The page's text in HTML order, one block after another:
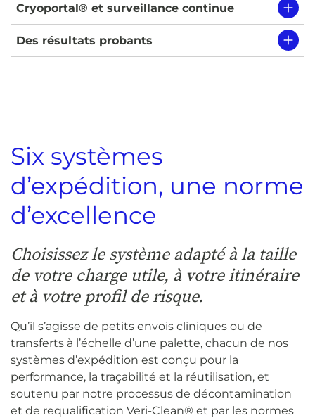
Cryoportal® et surveillance continue
Des résultats probants
Six systèmes
d’expédition, une norme
d’excellence
Choisissez le système adapté à la taille
de votre charge utile, à votre itinéraire
et à votre profil de risque.
Qu’il s’agisse de petits envois cliniques ou de
transferts à l’échelle d’une palette, chacun de nos
systèmes d’expédition est conçu pour la
performance, la traçabilité et la réutilisation, et
soutenu par notre processus de décontamination
et de requalification Veri-Clean® et par les normes